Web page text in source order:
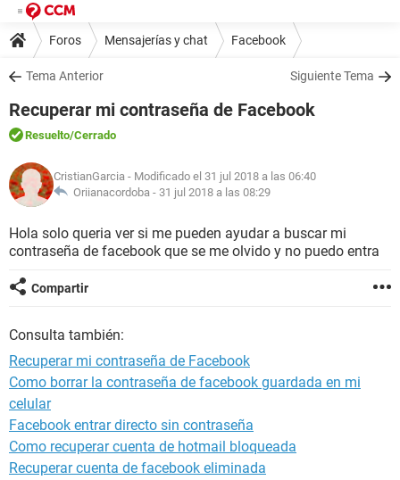
Foros Mensajerías y chat Facebook
Tema Anterior Siguiente Tema
Recuperar mi contraseña de Facebook
Resuelto/Cerrado
CristianGarcia - Modificado el 31 jul 2018 a las 06:40
Oriianacordoba - 31 jul 2018 a las 08:29
Hola solo queria ver si me pueden ayudar a buscar mi
contraseña de facebook que se me olvido y no puedo entra
Compartir
Consulta también:
Recuperar mi contraseña de Facebook
Como borrar la contraseña de facebook guardada en mi
celular
Facebook entrar directo sin contraseña
Como recuperar cuenta de hotmail bloqueada
Recuperar cuenta de facebook eliminada